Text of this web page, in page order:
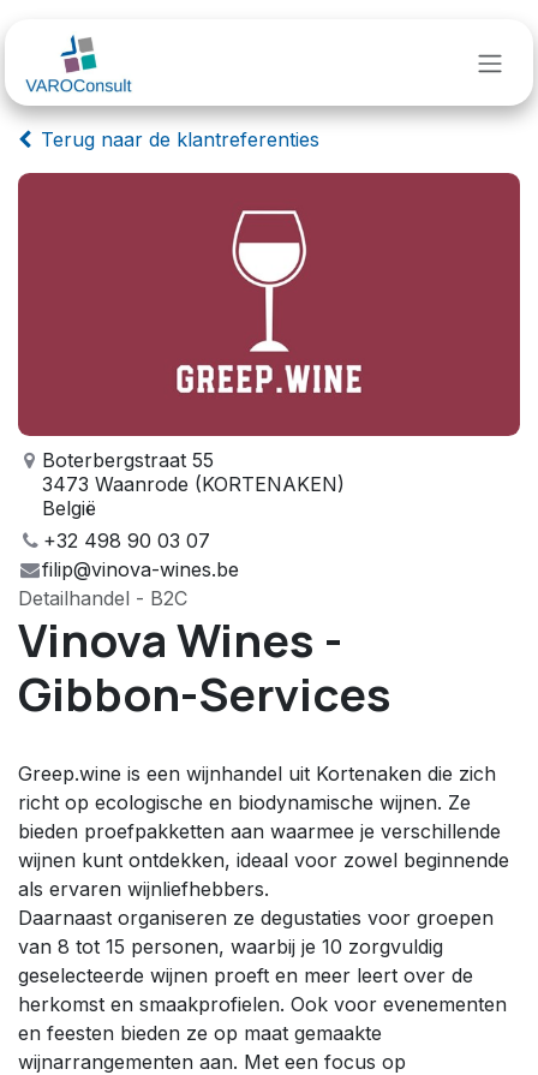
Terug naar de klantreferenties
Boterbergstraat 55
3473 Waanrode (KORTENAKEN)
België
+32 498 90 03 07
filip@vinova-wines.be
Detailhandel - B2C
Vinova Wines -
Gibbon-Services
Greep.wine is een wijnhandel uit Kortenaken die zich
richt op ecologische en biodynamische wijnen. Ze
bieden proefpakketten aan waarmee je verschillende
wijnen kunt ontdekken, ideaal voor zowel beginnende
als ervaren wijnliefhebbers.
Daarnaast organiseren ze degustaties voor groepen
van 8 tot 15 personen, waarbij je 10 zorgvuldig
geselecteerde wijnen proeft en meer leert over de
herkomst en smaakprofielen. Ook voor evenementen
en feesten bieden ze op maat gemaakte
wijnarrangementen aan. Met een focus op